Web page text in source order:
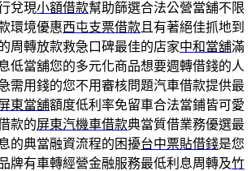
兌現小額借款幫助篩選合法公營當舖不限
環境優惠西屯支票借款 且有著絕佳抓地到
周轉放款救急口碑最佳的店家中和當舖滿
低當舖您的多元化商品想要週轉借錢的人
需用錢的您不用審核問題汽車借款提供最
東當舖額度低利率免留車合法當鋪皆可愛
款的屏東汽機車借款典當質借業務優選最
的典當融資流程的困擾台中票貼借錢是您
牌有車轉經營金融服務最低利息周轉及竹